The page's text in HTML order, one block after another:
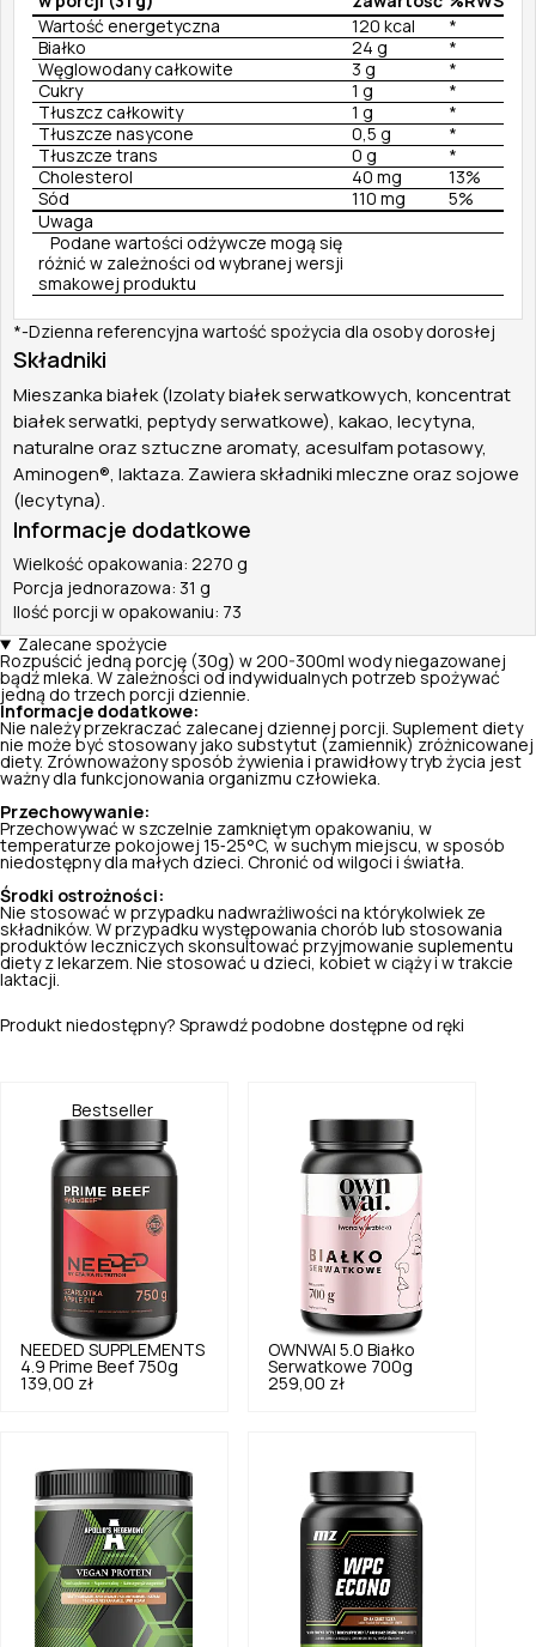
Wartość energetyczna
120 kcal
*
Białko
24 g
*
Węglowodany całkowite
3 g
*
Cukry
1 g
*
Tłuszcz całkowity
1 g
*
Tłuszcze nasycone
0,5 g
*
Tłuszcze trans
0 g
*
Cholesterol
40 mg
13%
Sód
110 mg
5%
Uwaga
Podane wartości odżywcze mogą się
różnić w zależności od wybranej wersji
smakowej produktu
*-Dzienna referencyjna wartość spożycia dla osoby dorosłej
Składniki
Mieszanka białek (Izolaty białek serwatkowych, koncentrat
białek serwatki, peptydy serwatkowe), kakao, lecytyna,
naturalne oraz sztuczne aromaty, acesulfam potasowy,
Aminogen®, laktaza. Zawiera składniki mleczne oraz sojowe
(lecytyna).
Informacje dodatkowe
Wielkość opakowania: 2270 g
Porcja jednorazowa: 31 g
Ilość porcji w opakowaniu: 73
Zalecane spożycie
Rozpuścić jedną porcję (30g) w 200-300ml wody niegazowanej
bądź mleka. W zależności od indywidualnych potrzeb spożywać
jedną do trzech porcji dziennie.
Informacje dodatkowe:
Nie należy przekraczać zalecanej dziennej porcji. Suplement diety
nie może być stosowany jako substytut (zamiennik) zróżnicowanej
diety. Zrównoważony sposób żywienia i prawidłowy tryb życia jest
ważny dla funkcjonowania organizmu człowieka.
Przechowywanie:
Przechowywać w szczelnie zamkniętym opakowaniu, w
temperaturze pokojowej 15‑25°C, w suchym miejscu, w sposób
niedostępny dla małych dzieci. Chronić od wilgoci i światła.
Środki ostrożności:
Nie stosować w przypadku nadwrażliwości na którykolwiek ze
składników. W przypadku występowania chorób lub stosowania
produktów leczniczych skonsultować przyjmowanie suplementu
diety z lekarzem. Nie stosować u dzieci, kobiet w ciąży i w trakcie
laktacji.
Produkt niedostępny? Sprawdź podobne dostępne od ręki
Bestseller
NEEDED SUPPLEMENTS
4.9 Prime Beef 750g
139,00 zł
OWNWAI 5.0 Białko
Serwatkowe 700g
259,00 zł